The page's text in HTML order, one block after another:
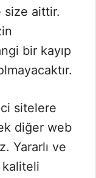
size aittir.
bir kayıp
sitelere
diğer web
Yararlı ve